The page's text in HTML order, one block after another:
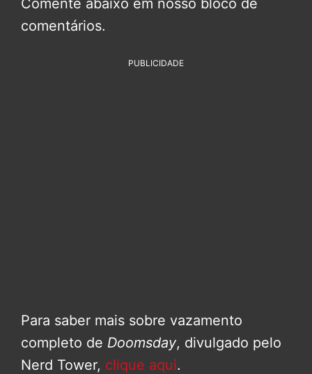
Comente abaixo em nosso bloco de
comentários.
PUBLICIDADE
Para saber mais sobre vazamento
completo de Doomsday, divulgado pelo
Nerd Tower, clique aqui.